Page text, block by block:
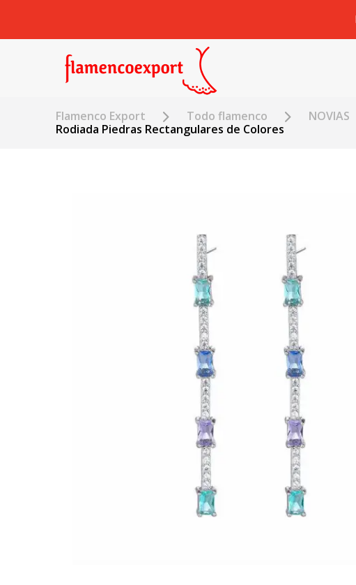
Flamenco Export Todo flamenco NOVIAS
Rodiada Piedras Rectangulares de Colores